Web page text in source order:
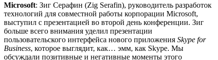
Microsoft: Зиг Серафин (Zig Serafin), руководитель разработок
технологий для совместной работы корпорации Microsoft,
выступил с презентацией во второй день конференции. Зиг
больше всего внимания уделил презентации
пользовательского интерфейса нового приложения Skype for
Business, которое выглядит, как… эмм, как Skype. Мы
обсуждали позитивные и негативные моменты этого